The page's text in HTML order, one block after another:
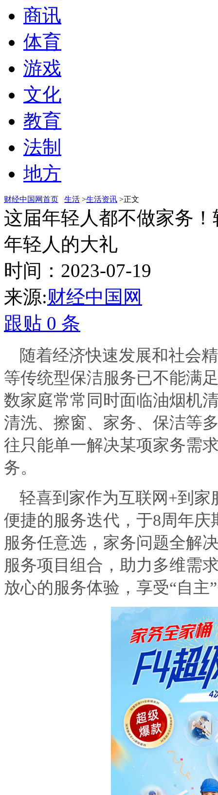
商讯
体育
游戏
文化
教育
法制
地方
财经中国网首页 生活 >生活资讯 >正文
这届年轻人都不做家务
年轻人的大礼
时间：2023-07-19
来源:财经中国网
跟贴 0 条
随着经济快速发展和社会
等传统型保洁服务已不能满
数家庭常常同时面临油烟机
清洗、擦窗、家务、保洁等
往只能单一解决某项家务需
务。
轻喜到家作为互联网+到家
便捷的服务迭代，于8周年庆
服务任意选，家务问题全解
服务项目组合，助力多维需
放心的服务体验，享受“自主”